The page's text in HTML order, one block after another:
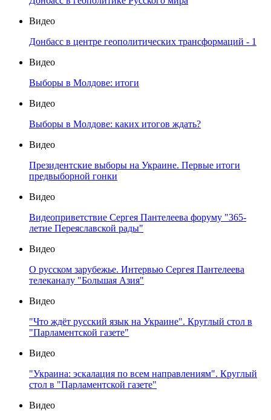
Видео
Донбасс в центре геополитических трансформаций - 1
Видео
Выборы в Молдове: итоги
Видео
Выборы в Молдове: каких итогов ждать?
Видео
Президентские выборы на Украине. Первые итоги
предвыборной гонки
Видео
Видеоприветствие Сергея Пантелеева форуму "365-
летие Переяславской рады"
Видео
О русском зарубежье. Интервью Сергея Пантелеева
телеканалу "Большая Азия"
Видео
"Что ждёт русский язык на Украине". Круглый стол в
"Парламентской газете"
Видео
"Украина: эскалация по всем направлениям". Круглый
стол в "Парламентской газете"
Видео